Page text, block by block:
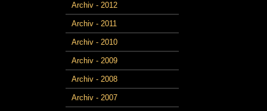
Archiv - 2012
Archiv - 2011
Archiv - 2010
Archiv - 2009
Archiv - 2008
Archiv - 2007